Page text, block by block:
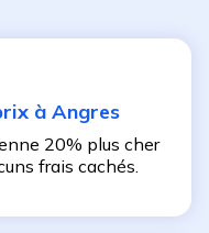
à Angres
20% plus cher
frais cachés.